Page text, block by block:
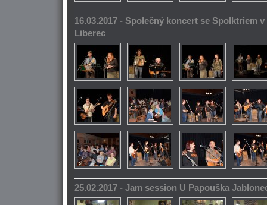
16.03.2017 - Společný koncert se Spolktriem
Liberec
25.02.2017 - Jam session U Papouška